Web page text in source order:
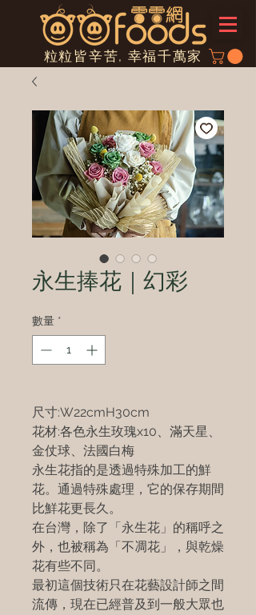
粒粒皆辛苦, 幸福千萬家
永生捧花｜幻彩
數量 *
尺寸:W22cmH30cm
花材:各色永生玫瑰x10、滿天星、
金仗球、法國白梅
永生花指的是透過特殊加工的鮮
花。通過特殊處理，它的保存期間
比鮮花更長久。
在台灣，除了「永生花」的稱呼之
外，也被稱為「不凋花」，與乾燥
花有些不同。
最初這個技術只在花藝設計師之間
流傳，現在已經普及到一般大眾也